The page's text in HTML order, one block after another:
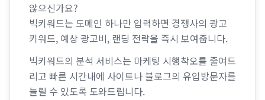
않으신가요?
빅키워드는 도메인 하나만 입력하면 경쟁사의 광고
키워드, 예상 광고비, 랜딩 전략을 즉시 보여줍니다.
빅키워드의 분석 서비스는 마케팅 시행착오를 줄여드
리고 빠른 시간내에 사이트나 블로그의 유입방문자를
늘릴 수 있도록 도와드립니다.